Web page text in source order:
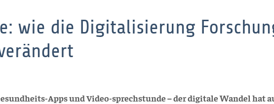
wie die Digitalisierung
Apps und Video-sprechstunde – der digitale Wandel hat